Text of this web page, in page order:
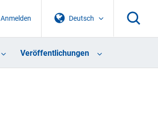
Deutsch
Anmelden
Veröffentlichungen